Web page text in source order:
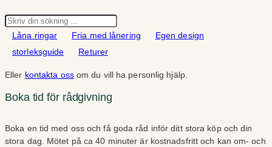
Sök
Låna ringar
Fria med lånering
Egen design
storleksguide
Returer
Eller kontakta ossom du vill ha personlig hjälp.
Boka tid för rådgivning
Boka en tid med oss och få goda råd inför ditt stora köp och din
stora dag. Mötet på ca 40 minuter är kostnadsfritt och kan om- och